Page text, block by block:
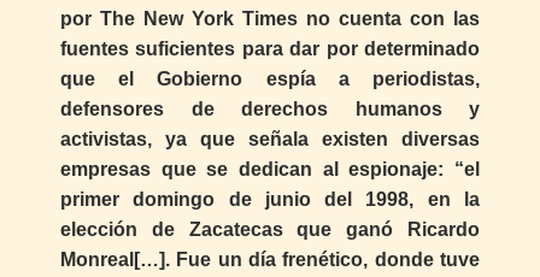
por The New York Times no cuenta con las
fuentes suficientes para dar por determinado
que el Gobierno espía a periodistas,
defensores de derechos humanos y
activistas, ya que señala existen diversas
empresas que se dedican al espionaje: “el
primer domingo de junio del 1998, en la
elección de Zacatecas que ganó Ricardo
Monreal[…]. Fue un día frenético, donde tuve